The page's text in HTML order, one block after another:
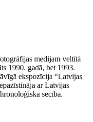
medijam veltītā
1990. gadā, bet 1993.
ekspozīcija “Latvijas
ar Latvijas
secībā.